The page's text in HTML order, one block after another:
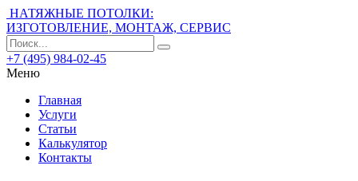
НАТЯЖНЫЕ ПОТОЛКИ:
ИЗГОТОВЛЕНИЕ, МОНТАЖ, СЕРВИС
+7 (495) 984-02-45
Меню
Главная
Услуги
Статьи
Калькулятор
Контакты